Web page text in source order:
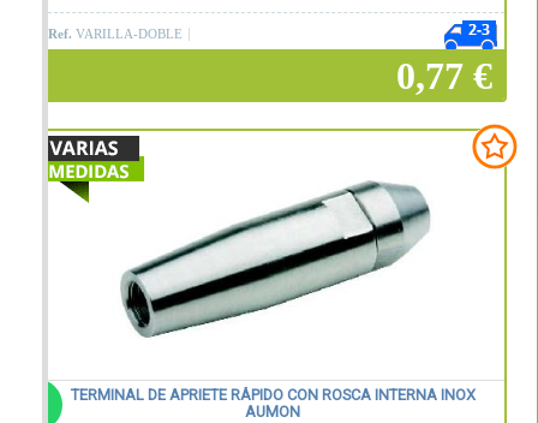
Ref. VARILLA-DOBLE
0,77 €
TERMINAL DE APRIETE RÁPIDO CON ROSCA INTERNA INOX
AUMON